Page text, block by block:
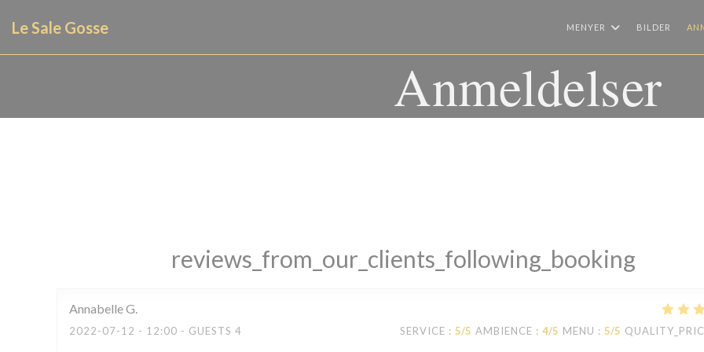
Le Sale Gosse MENYER BILDER
Anmeldelser
reviews_from_our_clients_following_booking
AnnabelleG
2022-07-12 - 12:00 - GUESTS 4 SERVICE : 5/5 AMBIENCE : 4/5 MENU : 5/5